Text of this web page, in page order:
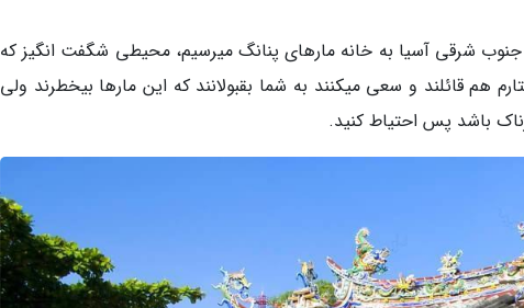
شرقی آسیا به خانه مارهای پنانگ میرسیم، محیطی شگفت انگیز که
هم قائلند و سعی میکنند به شما بقبولانند که این مارها بیخطرند ولی
باشد پس احتیاط کنید.